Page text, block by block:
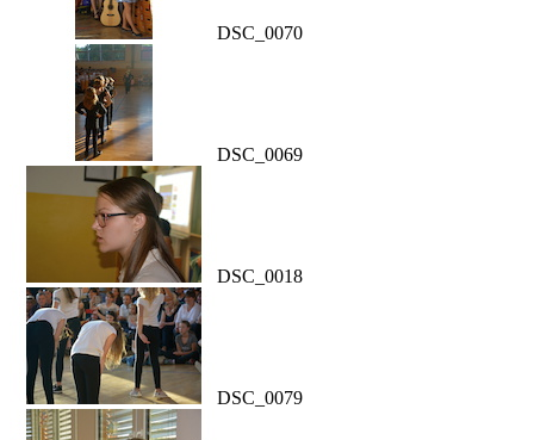
DSC_0070
DSC_0069
DSC_0018
DSC_0079